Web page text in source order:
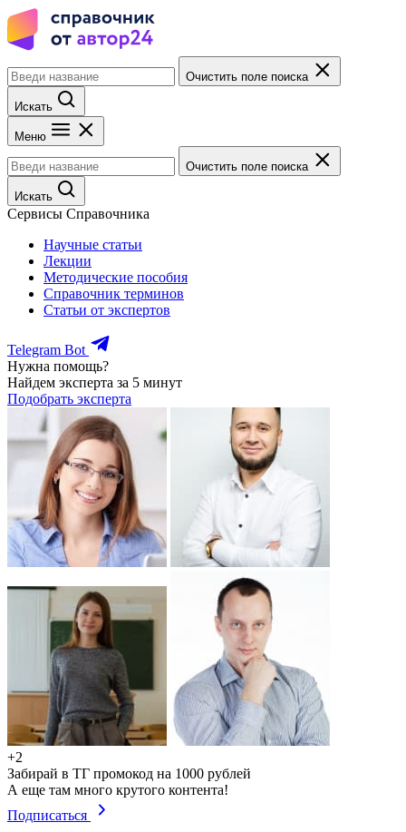
Очистить поле поиска
Искать
Меню
Очистить поле поиска
Искать
Сервисы Справочника
Научные статьи
Лекции
Методические пособия
Справочник терминов
Статьи от экспертов
Telegram Bot
Нужна помощь?
Найдем эксперта за 5 минут
Подобрать эксперта
+2
Забирай в ТГ промокод на 1000 рублей
А еще там много крутого контента!
Подписаться